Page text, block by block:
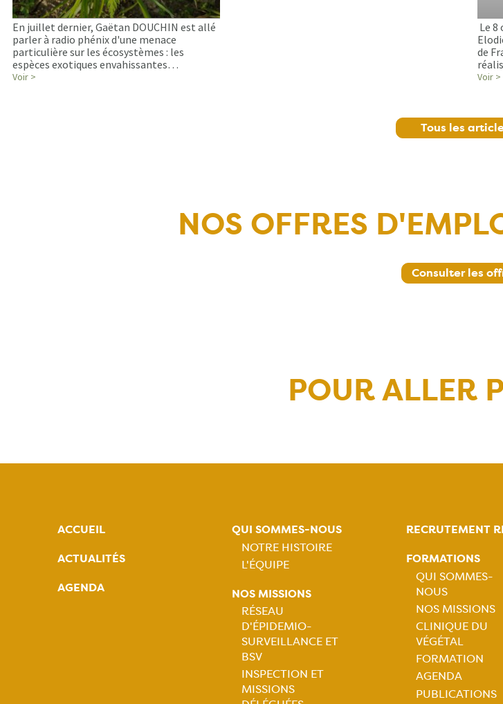
En juillet dernier, Gaëtan DOUCHIN est allé
parler à radio phénix d'une menace
particulière sur les écosystèmes : les
espèces exotiques envahissantes…
Voir >
Le 8
de
Voir >
Tous les
NOS OFFRES
Consulter les
POUR ALLER
ACCUEIL
ACTUALITÉS
AGENDA
QUI SOMMES-NOUS
Navigation
principale
NOTRE HISTOIRE
L'ÉQUIPE
NOS MISSIONS
Navigation
principale
RÉSEAU
D'ÉPIDEMIO-
SURVEILLANCE ET
BSV
INSPECTION ET
MISSIONS
RECRUTEMENT
FORMATIONS
principale
QUI SOMMES-
NOUS
NOS MISSIONS
CLINIQUE DU
VÉGÉTAL
FORMATION
AGENDA
PUBLICATIONS